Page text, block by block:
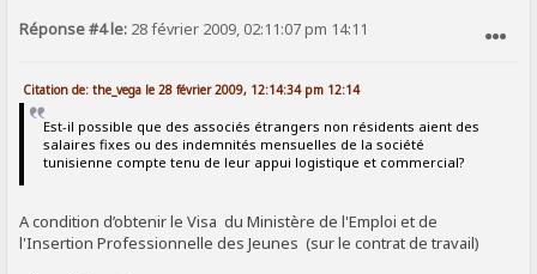
Réponse #4 le: 28 février 2009, 02:11:07 pm 14:11
Citation de: the_vega le 28 février 2009, 12:14:34 pm 12:14
Est-il possible que des associés étrangers non résidents aient des
salaires fixes ou des indemnités mensuelles de la société
tunisienne compte tenu de leur appui logistique et commercial?
A condition d’obtenir le Visa du Ministère de l'Emploi et de
l'Insertion Professionnelle des Jeunes (sur le contrat de travail)